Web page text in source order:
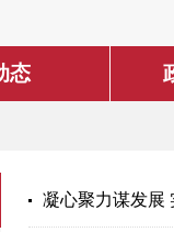
态
凝心聚力谋发展